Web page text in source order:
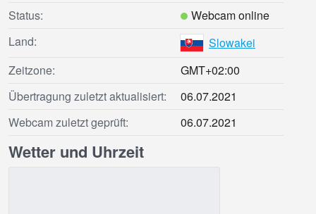
Status:
Webcam online
Land:
Slowakei
Zeitzone:
GMT+02:00
Übertragung zuletzt aktualisiert:
06.07.2021
Webcam zuletzt geprüft:
06.07.2021
Wetter und Uhrzeit